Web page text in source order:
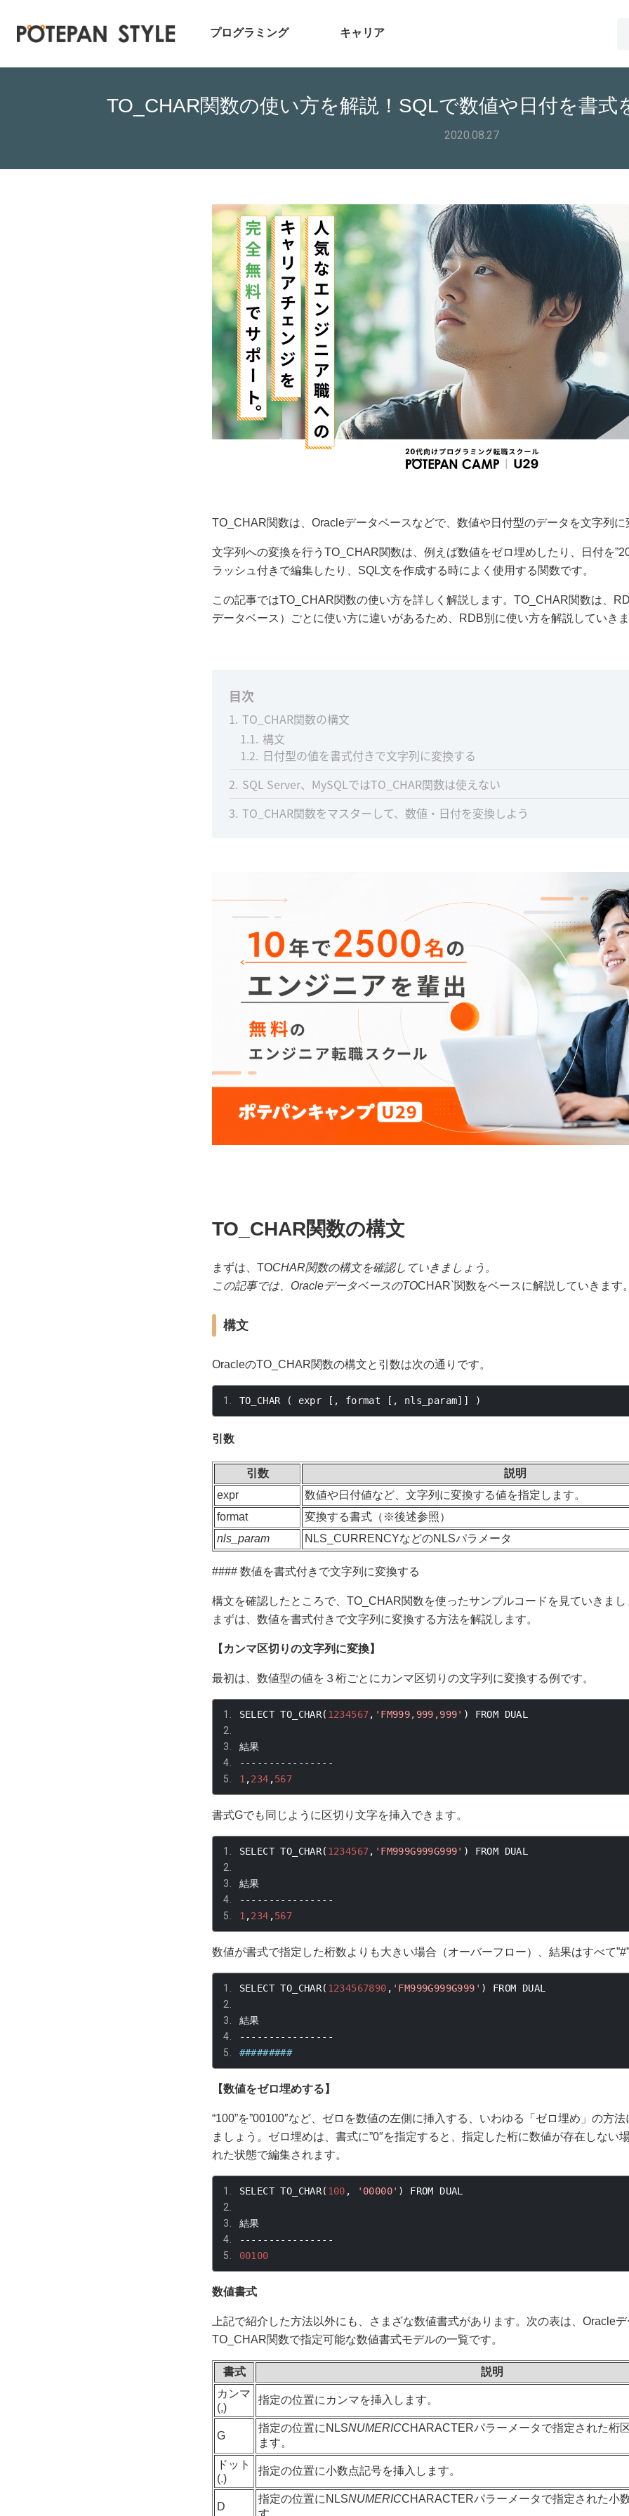
プログラミング キャリア
TO_CHAR関数の使い方を解説！SQLで数値や日付を書式
2020.08.27
TO_CHAR関数は、Oracleデータベースなどで、数値や日付型のデータを文字列
文字列への変換を行うTO_CHAR関数は、例えば数値をゼロ埋めしたり、日付を
ラッシュ付きで編集したり、SQL文を作成する時によく使用する関数です。
この記事ではTO_CHAR関数の使い方を詳しく解説します。TO_CHAR関数は、
データベース）ごとに使い方に違いがあるため、RDB別に使い方を解説していき
目次
1 TO_CHAR関数の構文
1.1 構文
1.2 日付型の値を書式付きで文字列に変換する
2 SQL Server、MySQLではTO_CHAR関数は使えない
3 TO_CHAR関数をマスターして、数値・日付を変換しよう
TO_CHAR関数の構文
まずは、TOCHAR関数の構文を確認していきましょう。
この記事では、OracleデータベースのTOCHAR`関数をベースに解説していきます
構文
OracleのTO_CHAR関数の構文と引数は次の通りです。
TO_CHAR ( expr [, format [, nls_param]] )
引数
引数
説明
expr
数値や日付値など、文字列に変換する値を指定します。
format
変換する書式（※後述参照）
nls_param
NLS_CURRENCYなどのNLSパラメータ
#### 数値を書式付きで文字列に変換する
構文を確認したところで、TO_CHAR関数を使ったサンプルコードを見ていきま
まずは、数値を書式付きで文字列に変換する方法を解説します。
【カンマ区切りの文字列に変換】
最初は、数値型の値を３桁ごとにカンマ区切りの文字列に変換する例です。
SELECT TO_CHAR( 1234567, 'FM999,999,999' ) FROM DUAL
結果
----------------
1 ,234 ,567
書式Gでも同じように区切り文字を挿入できます。
SELECT TO_CHAR( 1234567, 'FM999G999G999' ) FROM DUAL
結果
----------------
1 ,234 ,567
数値が書式で指定した桁数よりも大きい場合（オーバーフロー）、結果はすべて
SELECT TO_CHAR( 1234567890 , 'FM999G999G999' ) FROM DUAL
結果
----------------
#########
【数値をゼロ埋めする】
“100”を”00100″など、ゼロを数値の左側に挿入する、いわゆる「ゼロ埋め」の方
ましょう。ゼロ埋めは、書式に”0″を指定すると、指定した桁に数値が存在しない
れた状態で編集されます。
SELECT TO_CHAR( 100 , '00000' ) FROM DUAL
結果
----------------
00100
数値書式
上記で紹介した方法以外にも、さまざな数値書式があります。次の表は、Oracle
TO_CHAR関数で指定可能な数値書式モデルの一覧です。
書式
説明
カンマ
(,)
指定の位置にカンマを挿入します。
G
指定の位置にNLSNUMERICCHARACTERパラーメータで指定された桁
ます。
ドット
(.)
指定の位置に小数点記号を挿入します。
D
指定の位置にNLSNUMERICCHARACTERパラーメータで指定された小
す。